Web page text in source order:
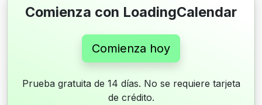
Comienza con LoadingCalendar
Comienza hoy
Prueba gratuita de 14 días. No se requiere tarjeta
de crédito.